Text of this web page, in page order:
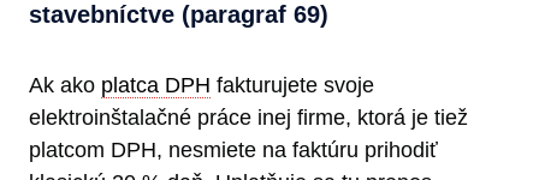
stavebníctve (paragraf 69)
Ak ako platca DPH fakturujete svoje
elektroinštalačné práce inej firme, ktorá je tiež
platcom DPH, nesmiete na faktúru prihodiť